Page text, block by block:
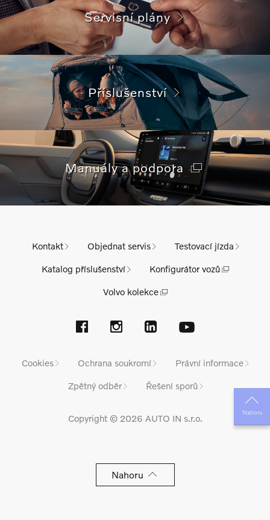
Servisní plány
Příslušenství
Manuály a podpora
Nahoru
Kontakt Objednat servis Testovací jízda
Katalog příslušenství Konfigurátor vozů
Volvo kolekce
Cookies Ochrana soukromí Právní informace
Zpětný odběr Řešení sporů
Copyright © 2026 AUTO IN s.r.o.
Nahoru